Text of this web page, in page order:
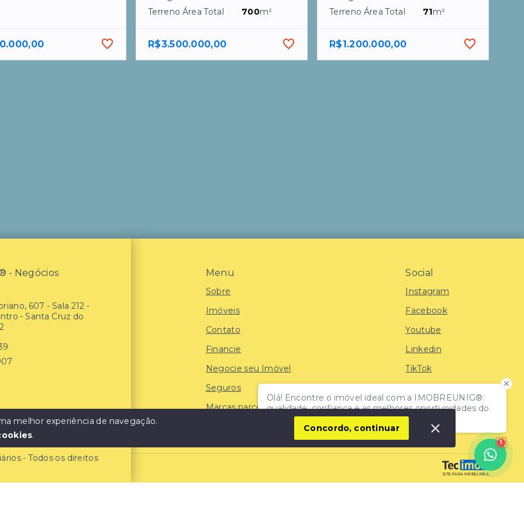
Terreno Área Total
700m²
R$3.500.000,00
Terreno Área Total
71m²
R$1.200.000,00
Olá! Encontre o imóvel ideal com a IMOBREUNIG®:
qualidade, confiança e as melhores oportunidades do
mercado!
1
Menu
Sobre
Imóveis
Contato
Financie
Negocie seu Imóvel
Seguros
Marcas parceiras
Social
Instagram
Facebook
Youtube
Linkedin
TikTok
SITE PARA IMOBILIARIA
- Negócios
607 - Sala 212 -
- Santa Cruz do
- Todos os direitos
melhor experiência de navegação.
.
Concordo, continuar